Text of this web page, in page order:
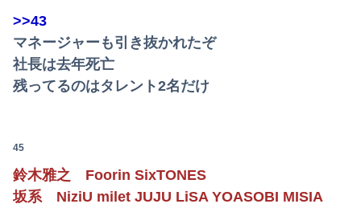
>>43
マネージャーも引き抜かれたぞ
社長は去年死亡
残ってるのはタレント2名だけ
45
鈴木雅之 Foorin SixTONES
坂系 NiziU milet JUJU LiSA YOASOBI MISIA